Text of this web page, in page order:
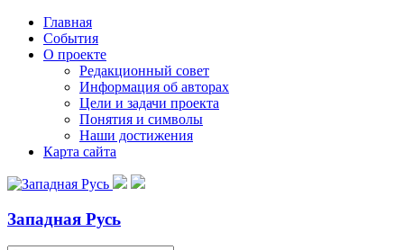
Главная
События
О проекте
Редакционный совет
Информация об авторах
Цели и задачи проекта
Понятия и символы
Наши достижения
Карта сайта
Западная Русь